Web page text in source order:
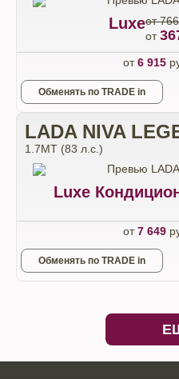
Luxeот
от
от6 915
Обменять по TRADE in
LADA NIVA
1.7МТ (83 л.с.)
Luxe
от7 649
Обменять по TRADE in